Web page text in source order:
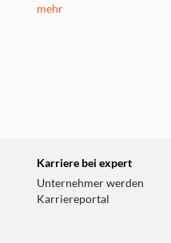
mehr
Karriere bei expert
Unternehmer werden
Karriereportal